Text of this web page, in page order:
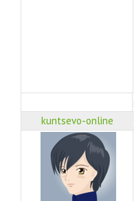
kuntsevo-online